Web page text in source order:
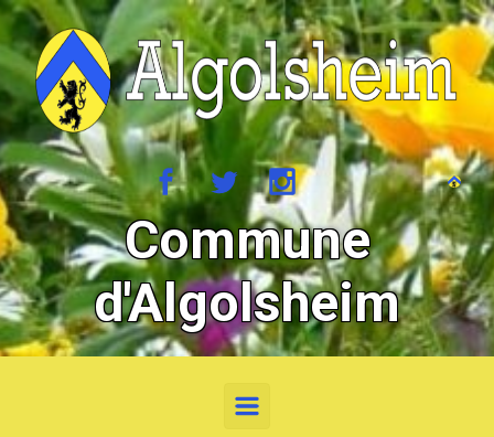
Skip to main content
Commune
d'Algolsheim